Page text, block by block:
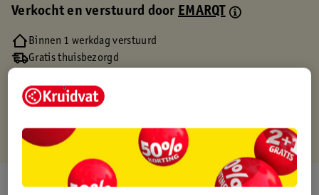
Verkocht en verstuurd doorEMARQT
Binnen 1 werkdag verstuurd
Gratis thuisbezorgd
Gratis punten met je Kruidvat kaart
Over dit product